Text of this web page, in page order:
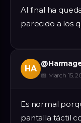
Al final ha
parecido a los
HA
@
📅 March 15,
Es normal
pantalla táctil